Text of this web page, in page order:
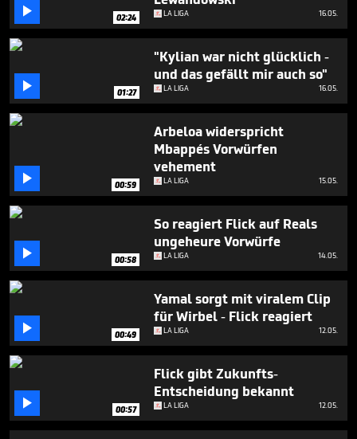
seconds
 02:24 LA LIGA 16.05.
 01:27
"Kylian war nicht glücklich -
und das gefällt mir auch so"
LA LIGA 16.05.
 00:59
Arbeloa widerspricht
Mbappés Vorwürfen
vehement
LA LIGA 15.05.
 00:58
So reagiert Flick auf Reals
ungeheure Vorwürfe
LA LIGA 14.05.
 00:49
Yamal sorgt mit viralem Clip
für Wirbel - Flick reagiert
LA LIGA 12.05.
 00:57
Flick gibt Zukunfts-
Entscheidung bekannt
LA LIGA 12.05.